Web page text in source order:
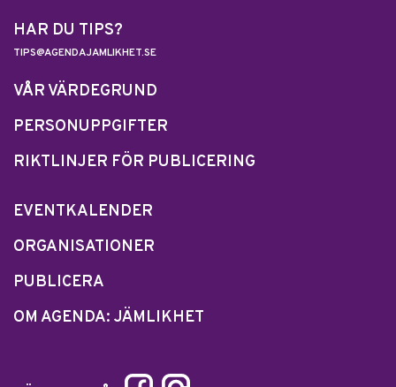
HAR DU TIPS?
TIPS@AGENDAJAMLIKHET.SE
VÅR VÄRDEGRUND
PERSONUPPGIFTER
RIKTLINJER FÖR PUBLICERING
EVENTKALENDER
ORGANISATIONER
PUBLICERA
OM AGENDA: JÄMLIKHET